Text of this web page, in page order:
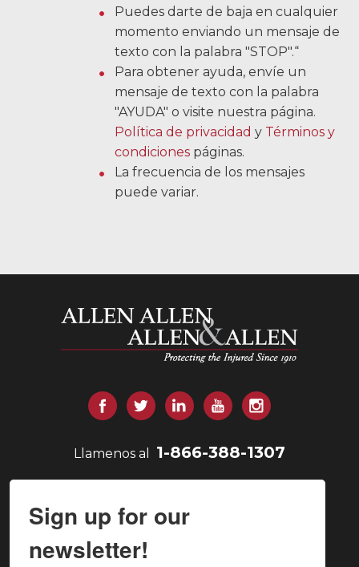
Puedes darte de baja en cualquier
momento enviando un mensaje de
texto con la palabra "STOP".“
Para obtener ayuda, envíe un
mensaje de texto con la palabra
"AYUDA" o visite nuestra página.
Política de privacidad y Términos y
condiciones páginas.
La frecuencia de los mensajes
puede variar.
Allen y Allen
FacebookGorjeoLinkedInYouTubeInstagram
Llamenos al 1-866-388-1307
Sign up for our
newsletter!